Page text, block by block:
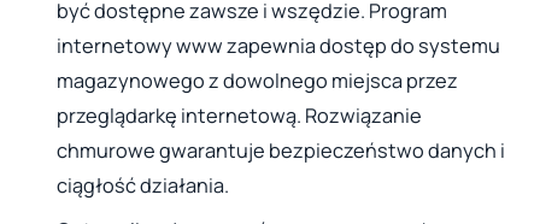
być dostępne zawsze i wszędzie. Program
internetowy www zapewnia dostęp do systemu
magazynowego z dowolnego miejsca przez
przeglądarkę internetową. Rozwiązanie
chmurowe gwarantuje bezpieczeństwo danych i
ciągłość działania.